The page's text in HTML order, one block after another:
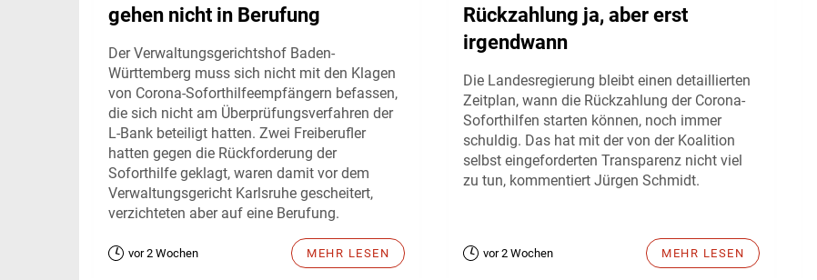
gehen nicht in Berufung
Der Verwaltungsgerichtshof Baden-
Württemberg muss sich nicht mit den Klagen
von Corona-Soforthilfeempfängern befassen,
die sich nicht am Überprüfungsverfahren der
L-Bank beteiligt hatten. Zwei Freiberufler
hatten gegen die Rückforderung der
Soforthilfe geklagt, waren damit vor dem
Verwaltungsgericht Karlsruhe gescheitert,
verzichteten aber auf eine Berufung.
vor 2 Wochen MEHR LESEN
Rückzahlung ja, aber erst
irgendwann
Die Landesregierung bleibt einen detaillierten
Zeitplan, wann die Rückzahlung der Corona-
Soforthilfen starten können, noch immer
schuldig. Das hat mit der von der Koalition
selbst eingeforderten Transparenz nicht viel
zu tun, kommentiert Jürgen Schmidt.
vor 2 Wochen MEHR LESEN